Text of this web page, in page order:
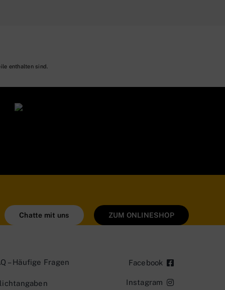
enthalten sind.
Chatte mit uns ZUM ONLINESHOP
– Häufige Fragen Facebook
Instagram